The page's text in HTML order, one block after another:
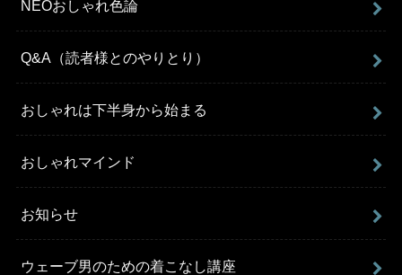
NEOおしゃれ色論
Q&A（読者様とのやりとり）
おしゃれは下半身から始まる
おしゃれマインド
お知らせ
ウェーブ男のための着こなし講座